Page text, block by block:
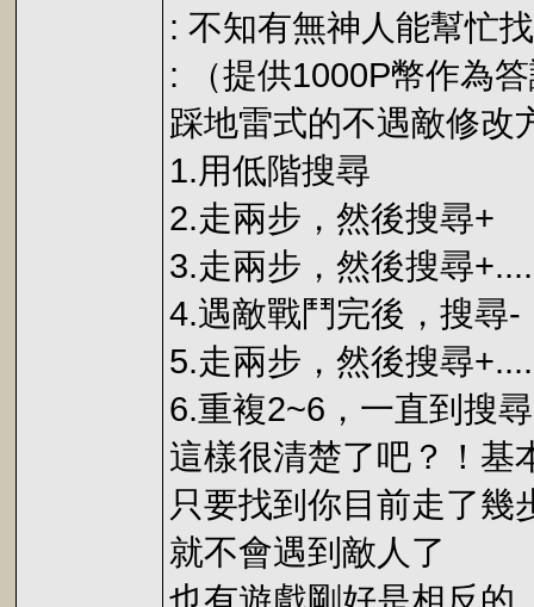
: 不知有無神人能幫忙
: （提供1000P幣作為
踩地雷式的不遇敵修改
1.用低階搜尋
2.走兩步，然後搜尋+
3.走兩步，然後搜尋
4.遇敵戰鬥完後，搜尋-
5.走兩步，然後搜尋+....
6.重複2~6，一直到搜
這樣很清楚了吧？！基
只要找到你目前走了幾
就不會遇到敵人了